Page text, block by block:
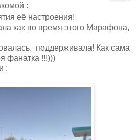
:
её настроения!
как во время этого Марафона,
поддерживала! Как сама
фанатка !!!)))
: